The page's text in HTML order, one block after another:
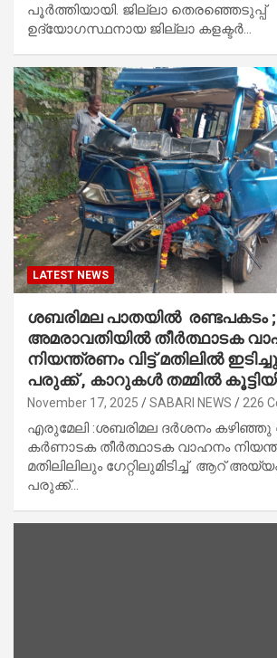
പൂർത്തിയായി. ജില്ലാ തെരഞ്ഞെടുപ്പ്
ഉദ്യോഗസ്ഥനായ ജില്ലാ കളക്ടർ…
LATEST NEWS
ശബരിമല പാതയിൽ രണ്ടപകടം
അമരാവതിയിൽ തീർത്ഥാടക
നിയന്ത്രണം വിട്ട് മതിലിൽ
പരുക്ക് , കാറുകൾ തമ്മിൽ
November 17, 2025 SABARI NEWS 226
എരുമേലി :ശബരിമല ദർശനം കഴിഞ്ഞു
കർണാടക തീർത്ഥാടക വാഹനം
മതിലിലിലും ഗേറ്റിലുമിടിച്ച് ആറ്
പരുക്ക്…